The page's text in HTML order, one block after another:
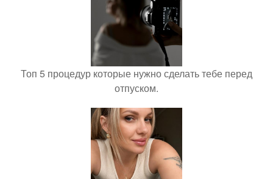
Топ 5 процедур которые нужно сделать тебе перед
отпуском.